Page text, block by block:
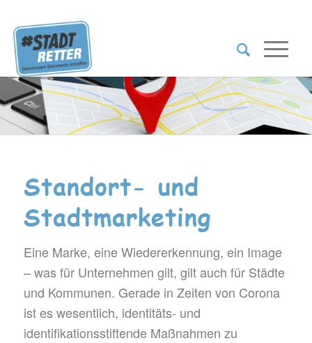
Standort- und
Stadtmarketing
Eine Marke, eine Wiedererkennung, ein Image
– was für Unternehmen gilt, gilt auch für Städte
und Kommunen. Gerade in Zeiten von Corona
ist es wesentlich, identitäts- und
identifikationsstiftende Maßnahmen zu